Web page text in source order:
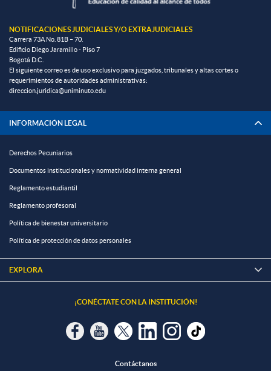
NOTIFICACIONES JUDICIALES Y/O EXTRAJUDICIALES
Carrera 73A No. 81B – 70.
Edificio Diego Jaramillo - Piso 7
Bogotá D.C.
El siguiente correo es de uso exclusivo para juzgados, tribunales y altas cortes o
requerimientos de autoridades administrativas:
direccion.juridica@uniminuto.edu
INFORMACIÓN LEGAL
Derechos Pecuniarios
Documentos institucionales y normatividad interna general
Reglamento estudiantil
Reglamento profesoral
Política de bienestar universitario
Política de protección de datos personales
EXPLORA 
¡CONÉCTATE CON LA INSTITUCIÓN!
Contáctanos